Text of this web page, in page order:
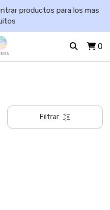
productos para los mas
0
Filtrar